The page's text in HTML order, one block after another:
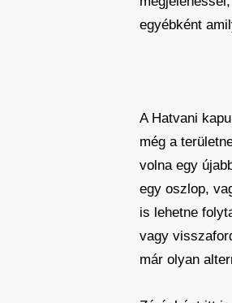
egyébként
A Hatvani
még a
volna egy
egy oszlop,
is lehetne
vagy
már olyan